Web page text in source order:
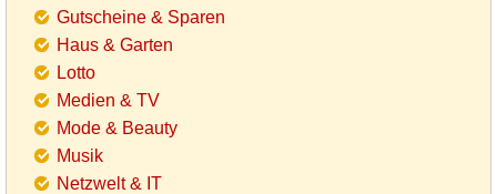
Gutscheine & Sparen
Haus & Garten
Lotto
Medien & TV
Mode & Beauty
Musik
Netzwelt & IT